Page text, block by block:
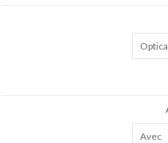
Avec